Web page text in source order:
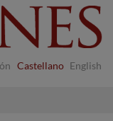
Castellano English